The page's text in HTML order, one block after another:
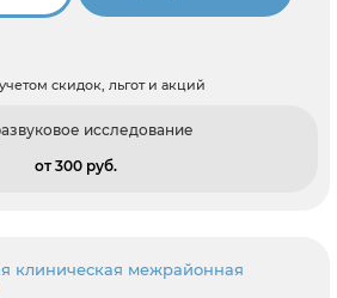
скидок, льгот и акций
исследование
от 300 pуб.
клиническая межрайонная